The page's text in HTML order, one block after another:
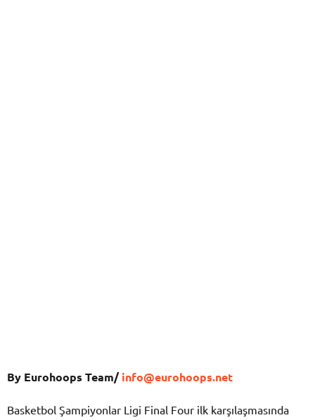
By Eurohoops Team/info@eurohoops.net
Basketbol Şampiyonlar Ligi Final Four ilk karşılaşmasında